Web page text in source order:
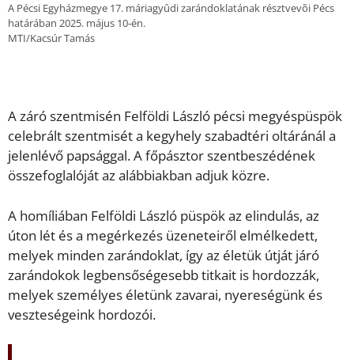
A Pécsi Egyházmegye 17. máriagyûdi zarándoklatának résztvevõi Pécs
határában 2025. május 10-én.
MTI/Kacsúr Tamás
A záró szentmisén Felföldi László pécsi megyéspüspök
celebrált szentmisét a kegyhely szabadtéri oltáránál a
jelenlévő papsággal. A főpásztor szentbeszédének
összefoglalóját az alábbiakban adjuk közre.
A homíliában Felföldi László püspök az elindulás, az
úton lét és a megérkezés üzeneteiről elmélkedett,
melyek minden zarándoklat, így az életük útját járó
zarándokok legbensőségesebb titkait is hordozzák,
melyek személyes életünk zavarai, nyereségünk és
veszteségeink hordozói.